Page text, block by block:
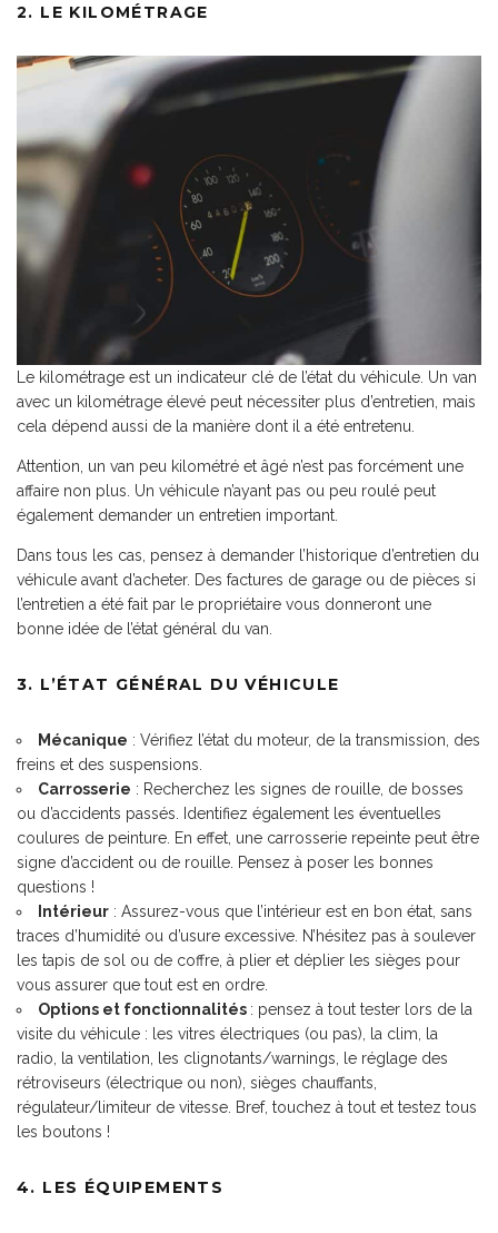
2. LE KILOMÉTRAGE
Le kilométrage est un indicateur clé de l’état du véhicule. Un van
avec un kilométrage élevé peut nécessiter plus d’entretien, mais
cela dépend aussi de la manière dont il a été entretenu.
Attention, un van peu kilométré et âgé n’est pas forcément une
affaire non plus. Un véhicule n’ayant pas ou peu roulé peut
également demander un entretien important.
Dans tous les cas, pensez à demander l’historique d’entretien du
véhicule avant d’acheter. Des factures de garage ou de pièces si
l’entretien a été fait par le propriétaire vous donneront une
bonne idée de l’état général du van.
3. L’ÉTAT GÉNÉRAL DU VÉHICULE
Mécanique : Vérifiez l’état du moteur, de la transmission, des
freins et des suspensions.
Carrosserie : Recherchez les signes de rouille, de bosses
ou d’accidents passés. Identifiez également les éventuelles
coulures de peinture. En effet, une carrosserie repeinte peut être
signe d’accident ou de rouille. Pensez à poser les bonnes
questions !
Intérieur : Assurez-vous que l’intérieur est en bon état, sans
traces d’humidité ou d’usure excessive. N’hésitez pas à soulever
les tapis de sol ou de coffre, à plier et déplier les sièges pour
vous assurer que tout est en ordre.
Options et fonctionnalités : pensez à tout tester lors de la
visite du véhicule : les vitres électriques (ou pas), la clim, la
radio, la ventilation, les clignotants/warnings, le réglage des
rétroviseurs (électrique ou non), sièges chauffants,
régulateur/limiteur de vitesse. Bref, touchez à tout et testez tous
les boutons !
4. LES ÉQUIPEMENTS